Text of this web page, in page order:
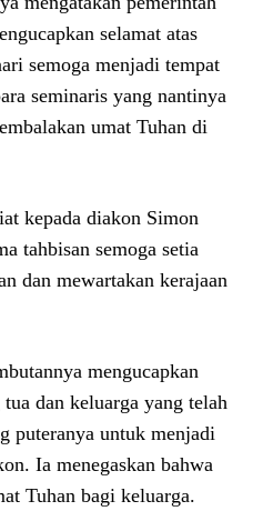
selamat atas
semoga menjadi tempat
seminaris yang nantinya
umat Tuhan di
kepada diakon Simon
tahbisan semoga setia
dan mewartakan kerajaan
mengucapkan
dan keluarga yang telah
puteranya untuk menjadi
Ia menegaskan bahwa
Tuhan bagi keluarga.